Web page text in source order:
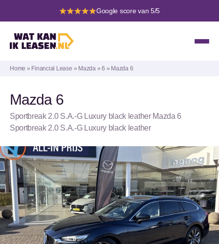
Google score van 5/5
Home » Financial Lease » Mazda »6 » Mazda 6
Mazda 6
Sportbreak 2.0 S.A.-G Luxury black leather Mazda 6
Sportbreak 2.0 S.A.-G Luxury black leather